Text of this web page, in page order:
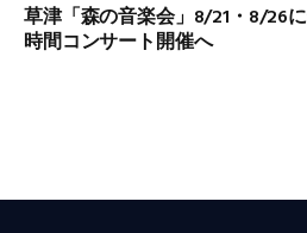
草津「森の音楽会」8/21・8/26
時間コンサート開催へ